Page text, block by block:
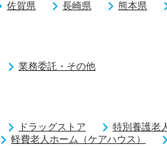
佐賀県 長崎県 熊本県
業務委託・その他
ドラッグストア 特別養護老
軽費老人ホーム（ケアハウス）